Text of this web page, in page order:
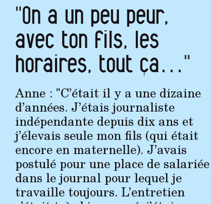
"On a un peu peur,
avec ton fils, les
horaires, tout ça…"
Anne : "C’était il y a une dizaine
d’années. J’étais journaliste
indépendante depuis dix ans et
j’élevais seule mon fils (qui était
encore en maternelle). J’avais
postulé pour une place de salariée
dans le journal pour lequel je
travaille toujours. L’entretien